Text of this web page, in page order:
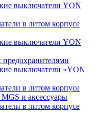
выключатели YON
в литом корпусе
выключатели YON
выключатели «YON
в литом корпусе
и аксессуары
в литом корпусе